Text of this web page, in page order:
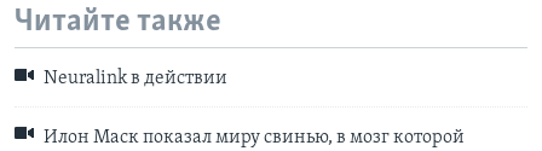
Читайте также
Neuralink в действии
Илон Маск показал миру свинью, в мозг которой